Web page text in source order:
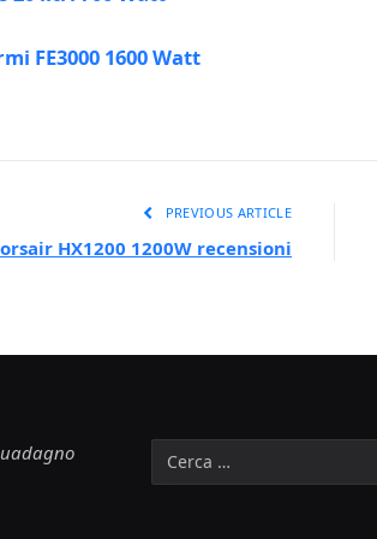
FE3000 1600 Watt
PREVIOUS ARTICLE
HX1200 1200W recensioni